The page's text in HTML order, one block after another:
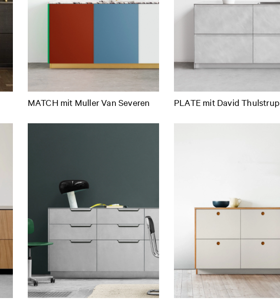
MATCH mit Muller Van Severen PLATE mit David Thulstrup